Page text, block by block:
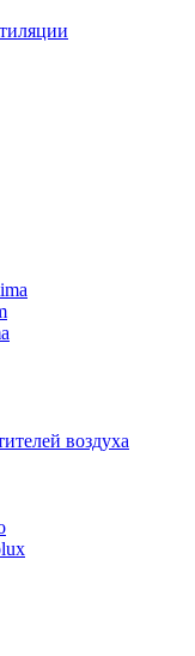
воздуха